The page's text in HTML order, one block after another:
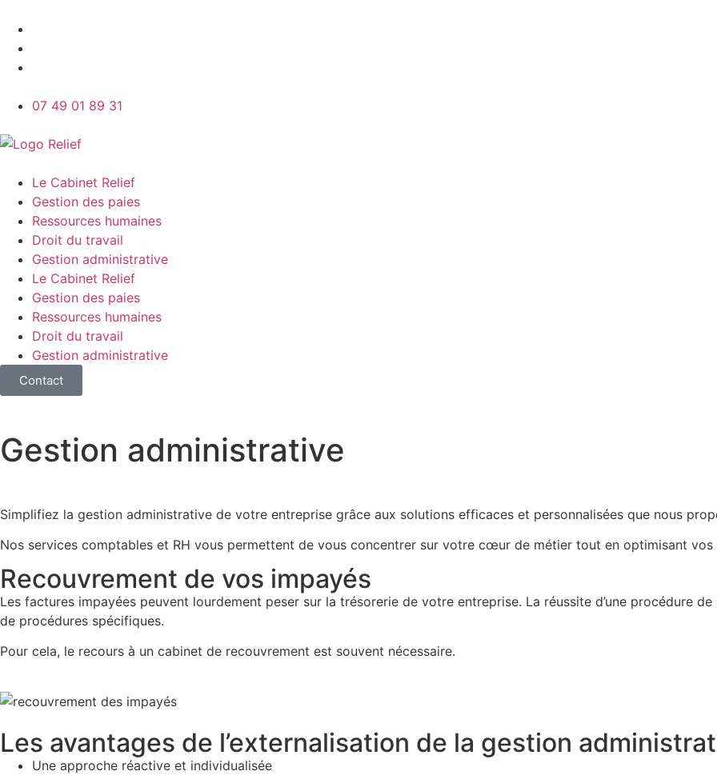
07 49 01 89 31
Le Cabinet Relief
Gestion des paies
Ressources humaines
Droit du travail
Gestion administrative
Le Cabinet Relief
Gestion des paies
Ressources humaines
Droit du travail
Gestion administrative
Contact
Gestion administrative
Simplifiez la gestion administrative de votre entreprise grâce aux solutions efficaces et personnalisées que nous
Nos services comptables et RH vous permettent de vous concentrer sur votre cœur de métier tout en optimisant vos
Recouvrement de vos impayés
Les factures impayées peuvent lourdement peser sur la trésorerie de votre entreprise. La réussite d’une procédure
de procédures spécifiques.
Pour cela, le recours à un cabinet de recouvrement est souvent nécessaire.
Les avantages de l’externalisation de la gestion
Une approche réactive et individualisée